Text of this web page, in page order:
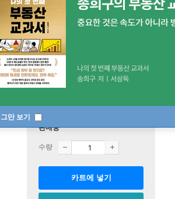
만 보기
달은 열정 페이 탈출법
판매중
수량
카트에 넣기